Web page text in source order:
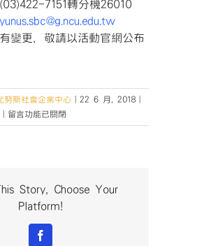
7151轉分機26010
yunus.sbc@g.ncu.edu.tw
變更，敬請以活動官網公布
努斯社會企業中心 22 6 月, 2018
在
〈第
努
留言功能已關閉
Story, Choose Your
Platform!
Facebook